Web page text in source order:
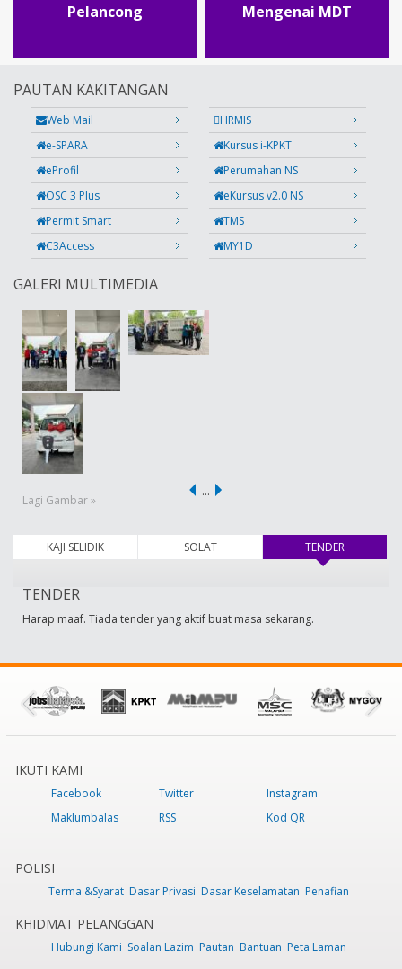
Pelancong Mengenai MDT
PAUTAN KAKITANGAN
Web Mail
HRMIS
e-SPARA
Kursus i-KPKT
eProfil
Perumahan NS
OSC 3 Plus
eKursus v2.0 NS
Permit Smart
TMS
C3Access
MY1D
GALERI MULTIMEDIA
Lagi Gambar »
…
KAJI SELIDIK SOLAT TENDER
TENDER
Harap maaf. Tiada tender yang aktif buat masa sekarang.
IKUTI KAMI
Facebook Twitter
Instagram
Maklumbalas
RSS Kod QR
POLISI
Terma &Syarat Dasar Privasi Dasar Keselamatan Penafian
KHIDMAT PELANGGAN
Hubungi Kami Soalan Lazim Pautan Bantuan Peta Laman